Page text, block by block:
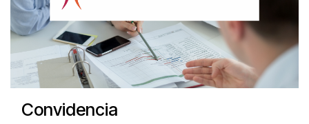
Convidencia